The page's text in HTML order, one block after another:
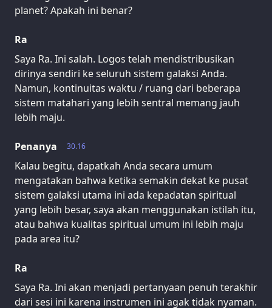
planet? Apakah ini benar?
Ra
Saya Ra. Ini salah. Logos telah mendistribusikan
dirinya sendiri ke seluruh sistem galaksi Anda.
Namun, kontinuitas waktu / ruang dari beberapa
sistem matahari yang lebih sentral memang jauh
lebih maju.
30.16
Penanya
Kalau begitu, dapatkah Anda secara umum
mengatakan bahwa ketika semakin dekat ke pusat
sistem galaksi utama ini ada kepadatan spiritual
yang lebih besar, saya akan menggunakan istilah itu,
atau bahwa kualitas spiritual umum ini lebih maju
pada area itu?
Ra
Saya Ra. Ini akan menjadi pertanyaan penuh terakhir
dari sesi ini karena instrumen ini agak tidak nyaman.